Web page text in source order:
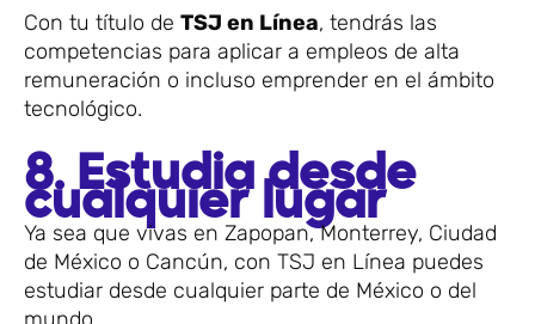
Con tu título de TSJ en Línea, tendrás las
competencias para aplicar a empleos de alta
remuneración o incluso emprender en el ámbito
tecnológico.
8. Estudia desde
cualquier lugar
Ya sea que vivas en Zapopan, Monterrey, Ciudad
de México o Cancún, con TSJ en Línea puedes
estudiar desde cualquier parte de México o del